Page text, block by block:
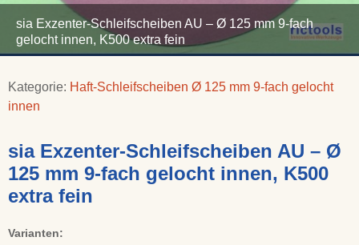
sia Exzenter-Schleifscheiben AU – Ø 125 mm 9-fach
gelocht innen, K500 extra fein
Kategorie: Haft-Schleifscheiben Ø 125 mm 9-fach gelocht
innen
sia Exzenter-Schleifscheiben AU – Ø
125 mm 9-fach gelocht innen, K500
extra fein
Varianten: